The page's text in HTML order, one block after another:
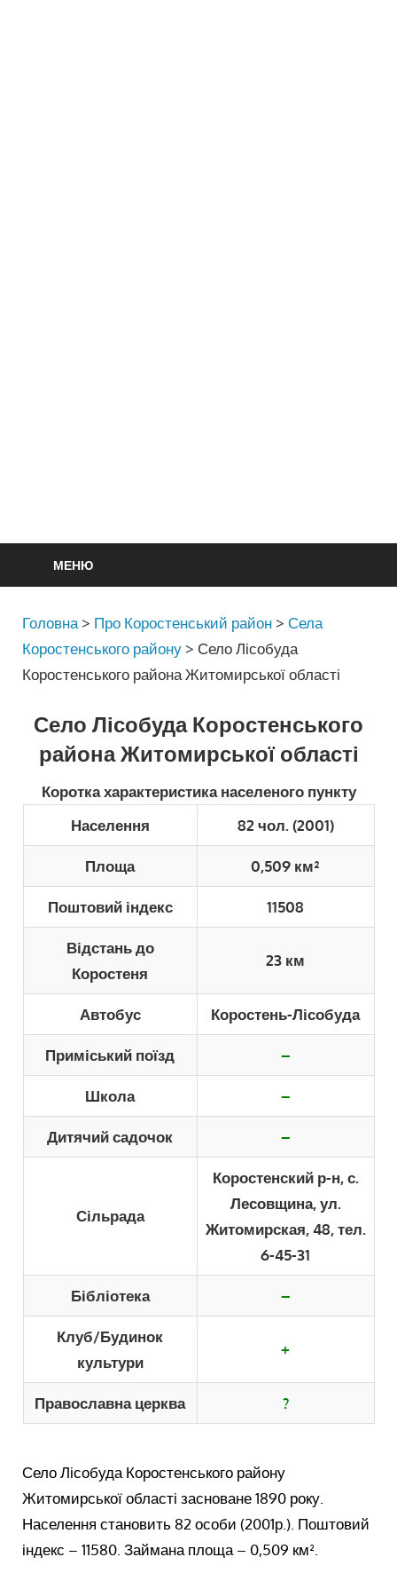
МЕНЮ
Головна > Про Коростенський район >Села
Коростенського району > Село Лісобуда
Коростенського района Житомирської області
Село Лісобуда Коростенського
района Житомирської області
Коротка характеристика населеного пункту
Населення
82 чол. (2001)
Площа 0,509 км²
Поштовий індекс 11508
Відстань до
Коростеня
23 км
Автобус Коростень-Лісобуда
Приміський поїзд –
Школа –
Дитячий садочок –
Сільрада
Коростенский р-н, с.
Лесовщина, ул.
Житомирская, 48, тел.
6-45-31
Бібліотека –
Клуб/Будинок
культури
+
Православна церква ?
Село Лісобуда Коростенського району
Житомирської області засноване 1890 року.
Населення становить 82 особи (2001р.). Поштовий
індекс – 11580. Займана площа – 0,509 км².